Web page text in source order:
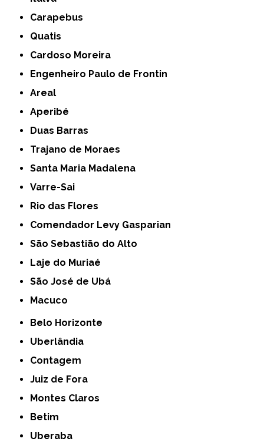
Carapebus
Quatis
Cardoso Moreira
Engenheiro Paulo de Frontin
Areal
Aperibé
Duas Barras
Trajano de Moraes
Santa Maria Madalena
Varre-Sai
Rio das Flores
Comendador Levy Gasparian
São Sebastião do Alto
Laje do Muriaé
São José de Ubá
Macuco
Belo Horizonte
Uberlândia
Contagem
Juiz de Fora
Montes Claros
Betim
Uberaba